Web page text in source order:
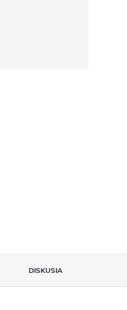
DISKUSIA